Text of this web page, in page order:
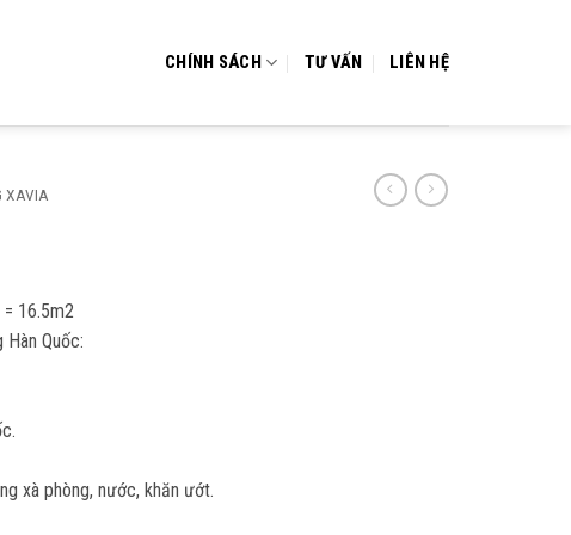
CHÍNH SÁCH TƯ VẤN LIÊN HỆ
XAVIA
16.5m2
Quốc:
xà phòng, nước, khăn ướt.